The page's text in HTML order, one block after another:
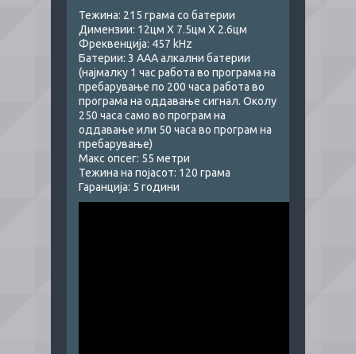
Тежина: 215 грама со батерии
Димензии: 12цм Х 7.5цм Х 2.6цм
Фреквенција: 457 kHz
Батерии: 3 ААА алкални батерии
(најмалку 1 час работа во програма на
пребарување по 200 часа работа во
програма на оддавање сигнал. Околу
250 часа само во програм на
оддавање или 50 часа во програм на
пребарување)
Макс опсег: 55 метри
Тежина на појасот: 120 грама
Гаранција: 5 години